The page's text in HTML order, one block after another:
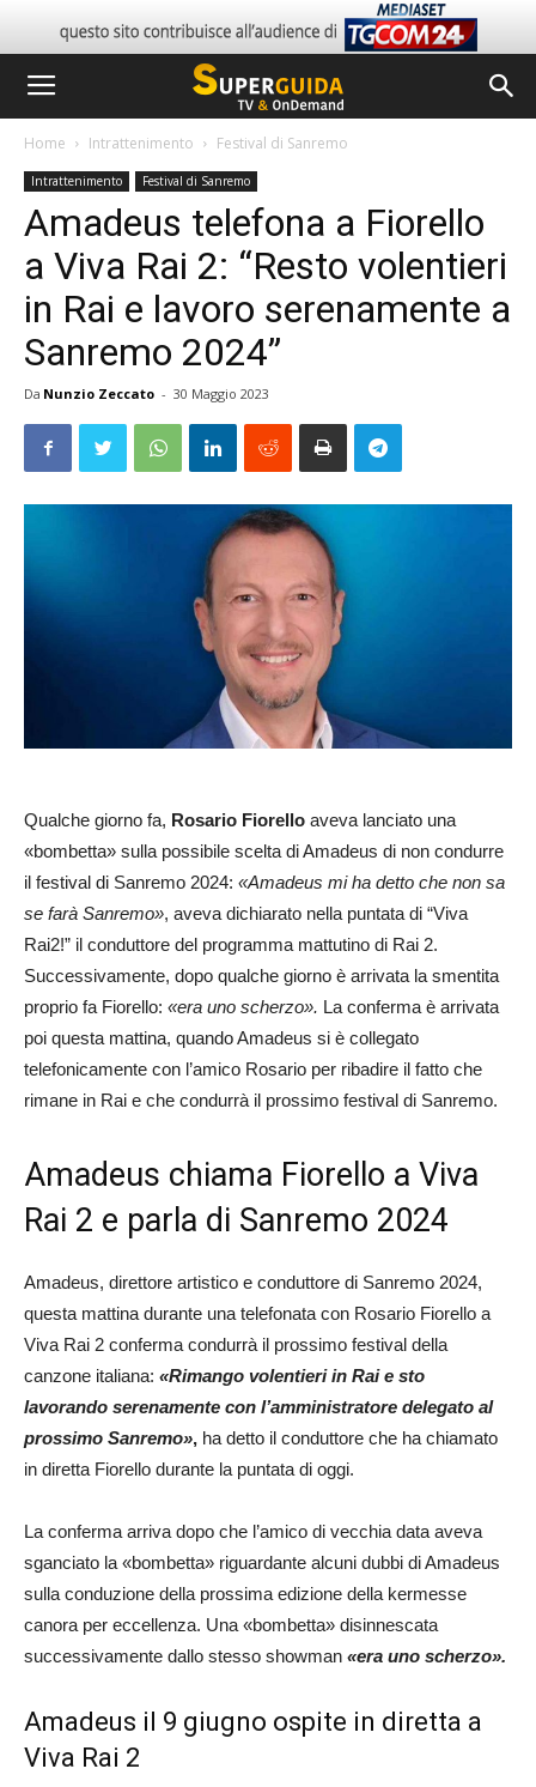
Home Intrattenimento Festival di Sanremo
Intrattenimento Festival di Sanremo
Amadeus telefona a Fiorello
a Viva Rai 2: “Resto volentieri
in Rai e lavoro serenamente a
Sanremo 2024”
Da Nunzio Zeccato - 30 Maggio 2023
Qualche giorno fa, Rosario Fiorello aveva lanciato una
«bombetta» sulla possibile scelta di Amadeus di non condurre
il festival di Sanremo 2024: «Amadeus mi ha detto che non sa
se farà Sanremo», aveva dichiarato nella puntata di “Viva
Rai2!” il conduttore del programma mattutino di Rai 2.
Successivamente, dopo qualche giorno è arrivata la smentita
proprio fa Fiorello: «era uno scherzo». La conferma è arrivata
poi questa mattina, quando Amadeus si è collegato
telefonicamente con l’amico Rosario per ribadire il fatto che
rimane in Rai e che condurrà il prossimo festival di Sanremo.
Amadeus chiama Fiorello a Viva
Rai 2 e parla di Sanremo 2024
Amadeus, direttore artistico e conduttore di Sanremo 2024,
questa mattina durante una telefonata con Rosario Fiorello a
Viva Rai 2 conferma condurrà il prossimo festival della
canzone italiana: «Rimango volentieri in Rai e sto
lavorando serenamente con l’amministratore delegato al
prossimo Sanremo», ha detto il conduttore che ha chiamato
in diretta Fiorello durante la puntata di oggi.
La conferma arriva dopo che l’amico di vecchia data aveva
sganciato la «bombetta» riguardante alcuni dubbi di Amadeus
sulla conduzione della prossima edizione della kermesse
canora per eccellenza. Una «bombetta» disinnescata
successivamente dallo stesso showman «era uno scherzo».
Amadeus il 9 giugno ospite in diretta a
Viva Rai 2